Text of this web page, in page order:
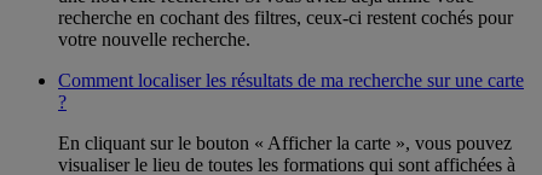
recherche en cochant des filtres, ceux-ci restent cochés pour
votre nouvelle recherche.
Comment localiser les résultats de ma recherche sur une carte
?
En cliquant sur le bouton « Afficher la carte », vous pouvez
visualiser le lieu de toutes les formations qui sont affichées à